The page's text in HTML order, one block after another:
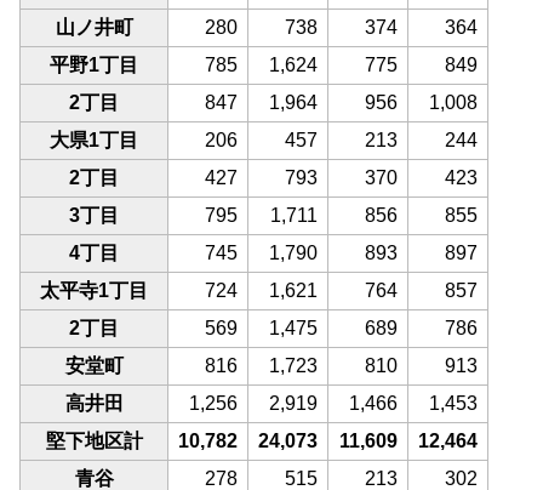
山ノ井町
280 738 374
364
平野1丁目
785 1,624 775
849
2丁目
847 1,964 956
1,008
大県1丁目
206 457 213
244
2丁目
427 793 370
423
3丁目
795 1,711 856
855
4丁目
745 1,790 893
897
太平寺1丁目
724 1,621 764
857
2丁目
569 1,475 689
786
安堂町
816 1,723 810
913
高井田
1,256 2,919 1,466
1,453
堅下地区計
10,782 24,073 11,609
12,464
青谷
278 515 213
302